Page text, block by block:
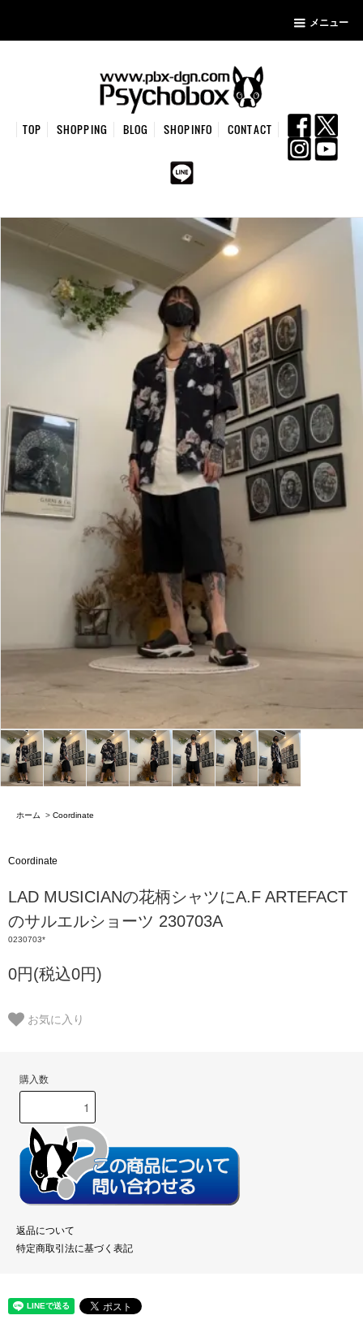
メニュー
TOP SHOPPING BLOG SHOPINFO CONTACT
ホーム > Coordinate
Coordinate
LAD MUSICIANの花柄シャツにA.F ARTEFACT
のサルエルショーツ 230703A
0230703*
0円(税込0円)
お気に入り
購入数
返品について
特定商取引法に基づく表記